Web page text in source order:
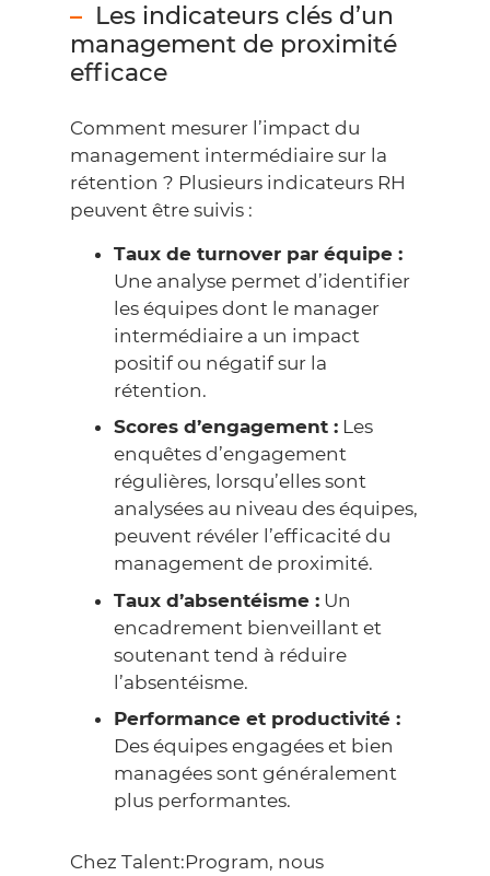
Les indicateurs clés d’un
management de proximité
efficace
Comment mesurer l’impact du
management intermédiaire sur la
rétention ? Plusieurs indicateurs RH
peuvent être suivis :
Taux de turnover par équipe :
Une analyse permet d’identifier
les équipes dont le manager
intermédiaire a un impact
positif ou négatif sur la
rétention.
Scores d’engagement : Les
enquêtes d’engagement
régulières, lorsqu’elles sont
analysées au niveau des équipes,
peuvent révéler l’efficacité du
management de proximité.
Taux d’absentéisme : Un
encadrement bienveillant et
soutenant tend à réduire
l’absentéisme.
Performance et productivité :
Des équipes engagées et bien
managées sont généralement
plus performantes.
Chez Talent:Program, nous